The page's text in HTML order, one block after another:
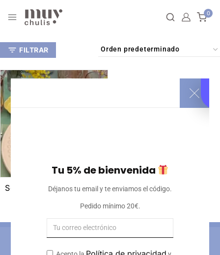
0
FILTRAR
Servilleta Personalizada
Métodos de pago
Tu 5% de bienvenida
Déjanos tu email y te enviamos el código.
Pedido mínimo 20€.